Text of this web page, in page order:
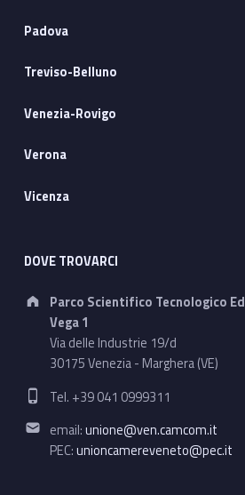
Padova
Treviso-Belluno
Venezia-Rovigo
Verona
Vicenza
DOVE TROVARCI
Address:
Parco Scientifico Tecnologico
Vega 1
Via delle Industrie 19/d
30175 Venezia - Marghera (VE)
Phone number:
Tel. +39 041 0999311
Email address:
email:unione@ven.camcom.it
PEC:unioncamereveneto@pec.it